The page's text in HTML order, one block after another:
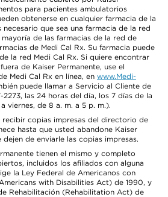
para pacientes ambulatorios
obtenerse en cualquier farmacia de la
necesario que sea una farmacia de la red
de las farmacias de la red de
de Medi Cal Rx. Su farmacia puede
la red Medi Cal Rx. Si quiere encontrar
de Kaiser Permanente, use el
Medi Cal Rx en línea, en www.Medi-
puede llamar a Servicio al Cliente de
las 24 horas del día, los 7 días de la
viernes, de 8 a. m. a 5 p. m.).
copias impresas del directorio de
hasta que usted abandone Kaiser
de enviarle las copias impresas.
tienen el mismo y completo
incluidos los afiliados con alguna
la Ley Federal de Americanos con
with Disabilities Act) de 1990, y
Rehabilitación (Rehabilitation Act) de